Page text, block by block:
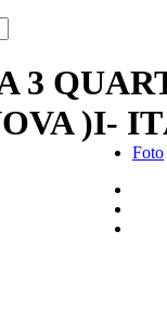
3
)I-
Foto